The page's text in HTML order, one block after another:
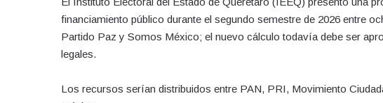
financiamiento público durante el segundo semestre de 2026 entre
Partido Paz y Somos México; el nuevo cálculo todavía debe ser
legales.
Los recursos serían distribuidos entre PAN, PRI, Movimiento